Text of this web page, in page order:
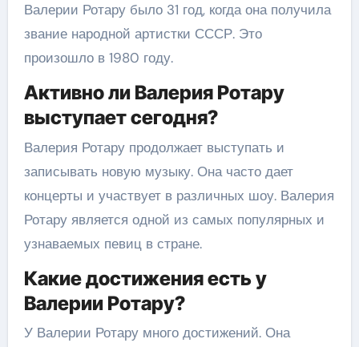
Валерии Ротару было 31 год, когда она получила
звание народной артистки СССР. Это
произошло в 1980 году.
Активно ли Валерия Ротару
выступает сегодня?
Валерия Ротару продолжает выступать и
записывать новую музыку. Она часто дает
концерты и участвует в различных шоу. Валерия
Ротару является одной из самых популярных и
узнаваемых певиц в стране.
Какие достижения есть у
Валерии Ротару?
У Валерии Ротару много достижений. Она